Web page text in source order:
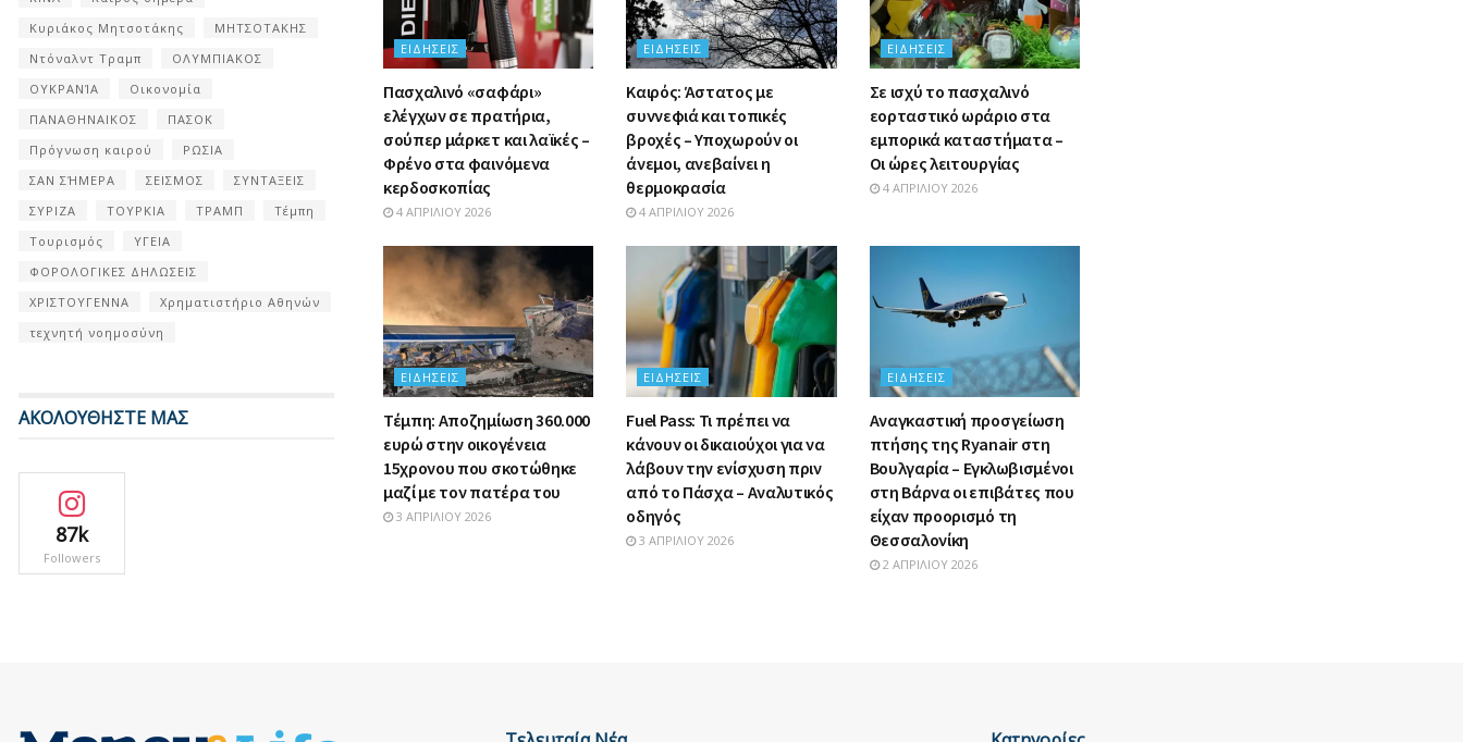
ΕΙΔΉΣΕΙΣ
Πασχαλινό «σαφάρι»
ελέγχων σε πρατήρια,
σούπερ μάρκετ και λαϊκές –
Φρένο στα φαινόμενα
κερδοσκοπίας
4 ΑΠΡΙΛΊΟΥ 2026
ΕΙΔΉΣΕΙΣ
Καιρός: Άστατος με
συννεφιά και τοπικές
βροχές – Υποχωρούν οι
άνεμοι, ανεβαίνει η
θερμοκρασία
4 ΑΠΡΙΛΊΟΥ 2026
ΕΙΔΉΣΕΙΣ
Σε ισχύ το πασχαλινό
εορταστικό ωράριο στα
εμπορικά καταστήματα –
Οι ώρες λειτουργίας
4 ΑΠΡΙΛΊΟΥ 2026
ΕΙΔΉΣΕΙΣ
Τέμπη: Αποζημίωση 360.000
ευρώ στην οικογένεια
15χρονου που σκοτώθηκε
μαζί με τον πατέρα του
3 ΑΠΡΙΛΊΟΥ 2026
ΕΙΔΉΣΕΙΣ
Fuel Pass: Τι πρέπει να
κάνουν οι δικαιούχοι για να
λάβουν την ενίσχυση πριν
από το Πάσχα – Αναλυτικός
οδηγός
3 ΑΠΡΙΛΊΟΥ 2026
ΕΙΔΉΣΕΙΣ
Αναγκαστική προσγείωση
πτήσης της Ryanair στη
Βουλγαρία – Εγκλωβισμένοι
στη Βάρνα οι επιβάτες που
είχαν προορισμό τη
Θεσσαλονίκη
2 ΑΠΡΙΛΊΟΥ 2026
Κυριάκος Μητσοτάκης
ΜΗΤΣΟΤΑΚΗΣ
Ντόναλντ Τραμπ
ΟΛΥΜΠΙΑΚΟΣ
ΟΥΚΡΑΝΊΑ
Οικονομία
ΠΑΝΑΘΗΝΑΙΚΟΣ
ΠΑΣΟΚ
Πρόγνωση καιρού
ΡΩΣΙΑ
ΣΑΝ ΣΉΜΕΡΑ
ΣΕΙΣΜΟΣ
ΣΥΝΤΑΞΕΙΣ
ΣΥΡΙΖΑ
ΤΟΥΡΚΙΑ ΤΡΑΜΠ
Τέμπη
Τουρισμός
ΥΓΕΙΑ
ΦΟΡΟΛΟΓΙΚΕΣ ΔΗΛΩΣΕΙΣ
ΧΡΙΣΤΟΥΓΕΝΝΑ
Χρηματιστήριο Αθηνών
τεχνητή νοημοσύνη
ΑΚΟΛΟΥΘΗΣΤΕ ΜΑΣ
87k
Followers